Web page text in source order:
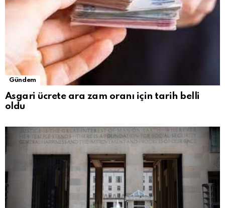
Gündem
Asgari ücrete ara zam oranı için tarih belli
oldu